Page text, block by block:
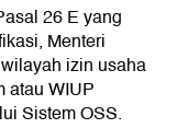
26 E yang
Menteri
izin usaha
atau WIUP
Sistem OSS.